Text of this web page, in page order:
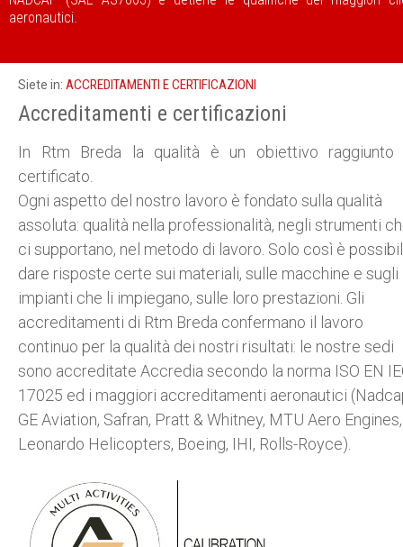
aeronautici.
Siete in: ACCREDITAMENTI E CERTIFICAZIONI
Accreditamenti e certificazioni
In Rtm Breda la qualità è un obiettivo raggiunto
certificato.
Ogni aspetto del nostro lavoro è fondato sulla qualità
assoluta: qualità nella professionalità, negli strumenti
ci supportano, nel metodo di lavoro. Solo così è
dare risposte certe sui materiali, sulle macchine e sugli
impianti che li impiegano, sulle loro prestazioni. Gli
accreditamenti di Rtm Breda confermano il lavoro
continuo per la qualità dei nostri risultati: le nostre sedi
sono accreditate Accredia secondo la norma ISO EN
17025 ed i maggiori accreditamenti aeronautici
GE Aviation, Safran, Pratt & Whitney, MTU Aero Engines,
Leonardo Helicopters, Boeing, IHI, Rolls-Royce).